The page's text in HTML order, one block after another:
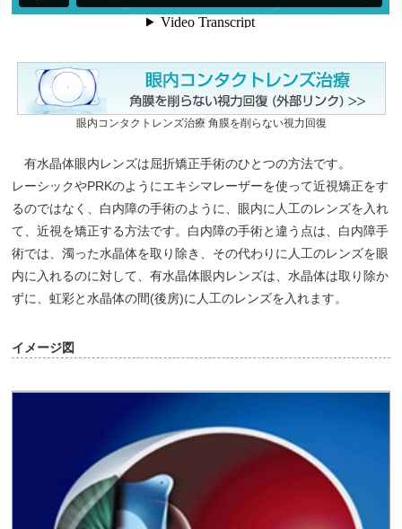
眼内コンタクトレンズ治療 角膜を削らない視力回復
有水晶体眼内レンズは屈折矯正手術のひとつの方法です。
レーシックやPRKのようにエキシマレーザーを使って近視矯正をす
るのではなく、白内障の手術のように、眼内に人工のレンズを入れ
て、近視を矯正する方法です。白内障の手術と違う点は、白内障手
術では、濁った水晶体を取り除き、その代わりに人工のレンズを眼
内に入れるのに対して、有水晶体眼内レンズは、水晶体は取り除か
ずに、虹彩と水晶体の間(後房)に人工のレンズを入れます。
イメージ図